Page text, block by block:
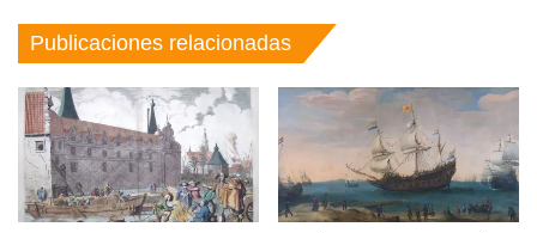
Publicaciones relacionadas